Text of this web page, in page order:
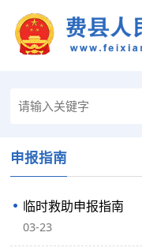
申报指南
临时救助申报指南
03-23